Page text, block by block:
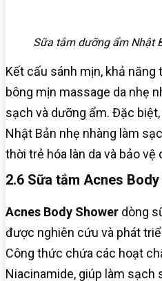
Sữa tắm dưỡng ẩm Nhật
Kết cấu sánh mịn, khả
bông mịn massage da nhẹ
sạch và dưỡng ẩm. Đặc
Nhật Bản nhẹ nhàng làm
thời trẻ hóa làn da và bảo vệ
2.6 Sữa tắm Acnes
Acnes Body Shower dòng
được nghiên cứu và phát
Công thức chứa các hoạt
Niacinamide, giúp làm sạch